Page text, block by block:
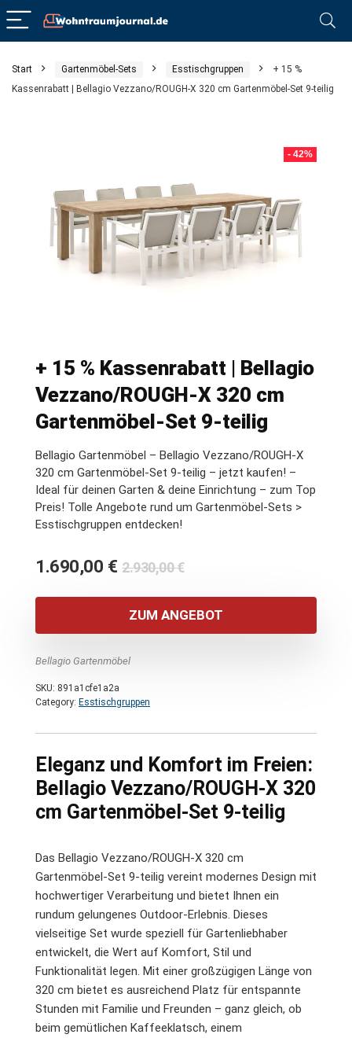
Start Gartenmöbel-Sets Esstischgruppen
+ 15 %
Kassenrabatt | Bellagio Vezzano/ROUGH-X 320 cm Gartenmöbel-Set 9-teilig
- 42%
+ 15 % Kassenrabatt | Bellagio
Vezzano/ROUGH-X 320 cm
Gartenmöbel-Set 9-teilig
Bellagio Gartenmöbel – Bellagio Vezzano/ROUGH-X
320 cm Gartenmöbel-Set 9-teilig – jetzt kaufen! –
Ideal für deinen Garten & deine Einrichtung – zum Top
Preis! Tolle Angebote rund um Gartenmöbel-Sets >
Esstischgruppen entdecken!
2.930,00€Ursprünglicher
war:
2.930,00 €
1.690,00 €
Aktueller
ist:
1.690,00 €.
ZUM ANGEBOT
Bellagio Gartenmöbel
SKU: 891a1cfe1a2a
Category: Esstischgruppen
Eleganz und Komfort im Freien:
Bellagio Vezzano/ROUGH-X 320
cm Gartenmöbel-Set 9-teilig
Das Bellagio Vezzano/ROUGH-X 320 cm
Gartenmöbel-Set 9-teilig vereint modernes Design mit
hochwertiger Verarbeitung und bietet Ihnen ein
rundum gelungenes Outdoor-Erlebnis. Dieses
vielseitige Set wurde speziell für Gartenliebhaber
entwickelt, die Wert auf Komfort, Stil und
Funktionalität legen. Mit einer großzügigen Länge von
320 cm bietet es ausreichend Platz für entspannte
Stunden mit Familie und Freunden – ganz gleich, ob
beim gemütlichen Kaffeeklatsch, einem